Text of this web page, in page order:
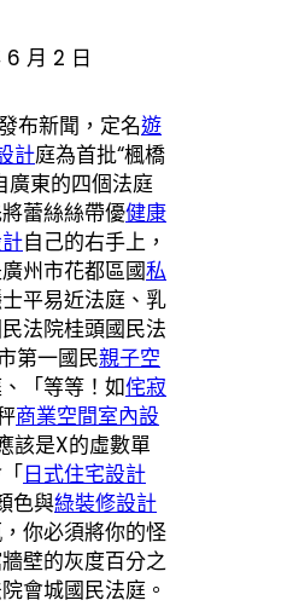
月 2 日
布新聞，定名遊
計庭為首批“楓橋
廣東的四個法庭
蕾絲絲帶優健康
自己的右手上，
州市花都區國私
平易近法庭、乳
法院桂頭國民法
第一國民親子空
「等等！如侘寂
商業空間室內設
該是X的虛數單
日式住宅設計
色與綠裝修設計
你必須將你的怪
壁的灰度百分之
會城國民法庭。